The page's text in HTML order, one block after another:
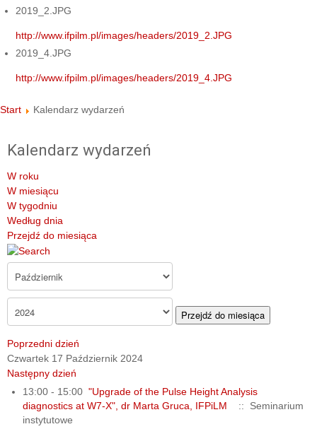
2019_2.JPG
http://www.ifpilm.pl/images/headers/2019_2.JPG
2019_4.JPG
http://www.ifpilm.pl/images/headers/2019_4.JPG
Start Kalendarz wydarzeń
Kalendarz wydarzeń
W roku
W miesiącu
W tygodniu
Według dnia
Przejdź do miesiąca
Przejdź do miesiąca
Poprzedni dzień
Czwartek 17 Październik 2024
Następny dzień
13:00 - 15:00"Upgrade of the Pulse Height Analysis
diagnostics at W7-X", dr Marta Gruca, IFPiLM
:: Seminarium
instytutowe